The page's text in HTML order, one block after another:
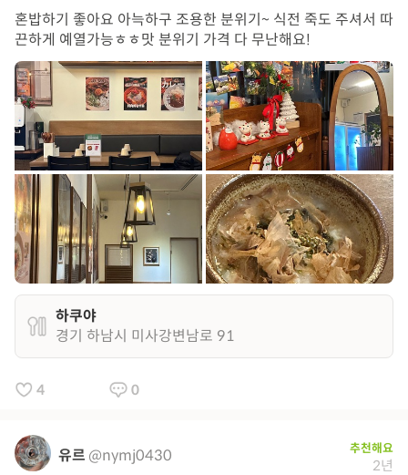
혼밥하기 좋아요 아늑하구 조용한 분위기~ 식전 죽도 주셔서 따
끈하게 예열가능ㅎㅎ맛 분위기 가격 다 무난해요!
하쿠야
경기 하남시 미사강변남로 91
4 0
유르 @nymj0430 추천해요
2년